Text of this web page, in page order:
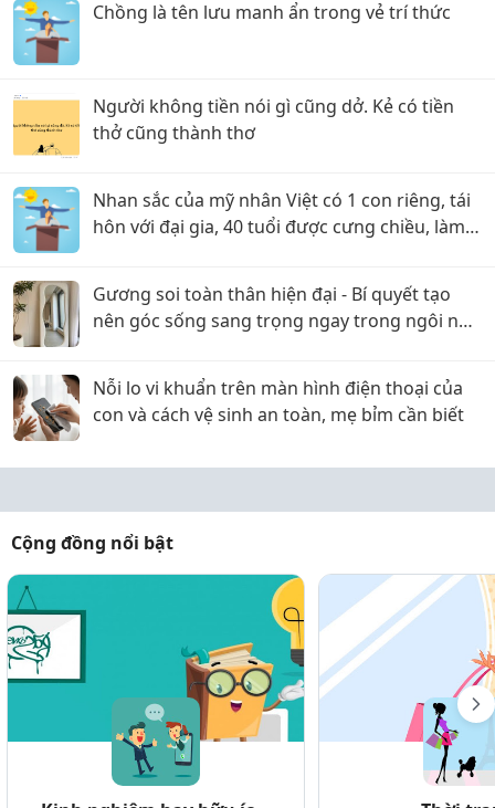
Chồng là tên lưu manh ẩn trong vẻ trí thức
Người không tiền nói gì cũng dở. Kẻ có tiền
thở cũng thành thơ
Nhan sắc của mỹ nhân Việt có 1 con riêng, tái
hôn với đại gia, 40 tuổi được cưng chiều, làm
Gương soi toàn thân hiện đại - Bí quyết tạo
nên góc sống sang trọng ngay trong ngôi nhà
Nỗi lo vi khuẩn trên màn hình điện thoại của
con và cách vệ sinh an toàn, mẹ bỉm cần biết
Cộng đồng nổi bật